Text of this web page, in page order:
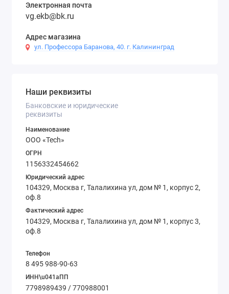
Электронная почта
vg.ekb@bk.ru
Адрес магазина
ул. Профессора Баранова, 40. г. Калининград
Наши реквизиты
Банковские и юридические
реквизиты
Наименование
ООО «Tech»
ОГРН
1156332454662
Юридический адрес
104329, Москва г, Талалихина ул, дом № 1, корпус 2,
оф.8
Фактический адрес
104329, Москва г, Талалихина ул, дом № 1, корпус 3,
оф.8
Телефон
8 495 988-90-63
ИНН\u041aПП
7798989439 / 770988001